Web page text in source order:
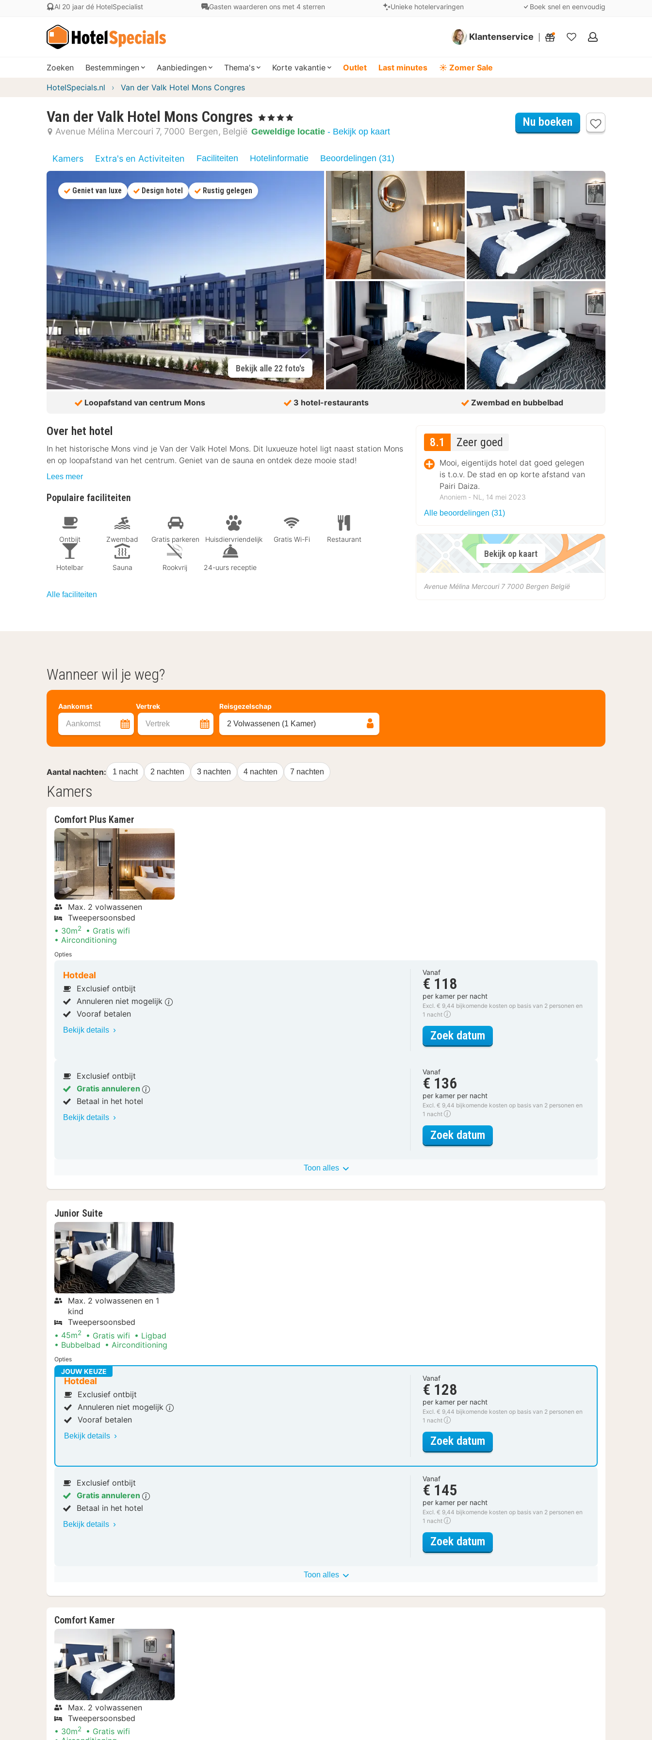
Al 20 jaar dé HotelSpecialist Gasten waarderen ons met 4 sterren Unieke hotelervaringen Boek snel en eenvoudig
Klantenservice
Mijn
Zoeken Bestemmingen Aanbiedingen Thema's Korte vakantie Outlet Last minutes ☀️ Zomer Sale
HotelSpecials.nl Van der Valk Hotel Mons Congres
Van der Valk Hotel Mons Congres , 4 Sterren
Avenue Mélina Mercouri 7 7000 Bergen België Geweldige locatie - Bekijk op kaart
Nu boeken
Kamers Extra's en Activiteiten Faciliteiten Hotelinformatie Beoordelingen (31)
Bekijk alle 22 foto's
Geniet van luxe Design hotel Rustig gelegen
Loopafstand van centrum Mons 3 hotel-restaurants Zwembad en bubbelbad
Over het hotel
In het historische Mons vind je Van der Valk Hotel Mons. Dit luxueuze hotel ligt naast station Mons
en op loopafstand van het centrum. Geniet van de sauna en ontdek deze mooie stad!
Lees meer
Populaire faciliteiten
Ontbijt Zwembad Gratis parkeren Huisdiervriendelijk Gratis Wi-Fi Restaurant
Hotelbar Sauna Rookvrij 24-uurs receptie
Alle faciliteiten
8.1 Zeer goed
Mooi, eigentijds hotel dat goed gelegen
is t.o.v. De stad en op korte afstand van
Pairi Daiza.
Anoniem ‐ NL, 14 mei 2023
Alle beoordelingen (31)
Bekijk op kaart
Avenue Mélina Mercouri 7 7000 Bergen België
Wanneer wil je weg?
Aankomst Vertrek
Aankomst Vertrek
Reisgezelschap
2 Volwassenen (1 Kamer)
Aantal nachten: 1 nacht 2 nachten 3 nachten 4 nachten 7 nachten
Kamers
Comfort Plus Kamer
Max. 2 volwassenen
Tweepersoonsbed
30m2
Gratis wifi
Airconditioning
Opties
Hotdeal
Exclusief ontbijt
Annuleren niet mogelijk
Vooraf betalen
Bekijk details
Vanaf
€ 118
per kamer per nacht
Excl. € 9,44 bijkomende kosten op basis van 2 personen en
1 nacht
Zoek datum
Exclusief ontbijt
Gratis annuleren
Betaal in het hotel
Bekijk details
Vanaf
€ 136
per kamer per nacht
Excl. € 9,44 bijkomende kosten op basis van 2 personen en
1 nacht
Zoek datum
Toon alles
Junior Suite
Max. 2 volwassenen en 1
kind
Tweepersoonsbed
45m2 Gratis wifi
Ligbad
Bubbelbad
Airconditioning
Opties
JOUW KEUZE
Hotdeal
Exclusief ontbijt
Annuleren niet mogelijk
Vooraf betalen
Bekijk details
Vanaf
€ 128
per kamer per nacht
Excl. € 9,44 bijkomende kosten op basis van 2 personen en
1 nacht
Zoek datumvoor Junior Suite
Exclusief ontbijt
Gratis annuleren
Betaal in het hotel
Bekijk details
Vanaf
€ 145
per kamer per nacht
Excl. € 9,44 bijkomende kosten op basis van 2 personen en
1 nacht
Zoek datum
Toon alles
Comfort Kamer
Max. 2 volwassenen
Tweepersoonsbed
30m2
Gratis wifi